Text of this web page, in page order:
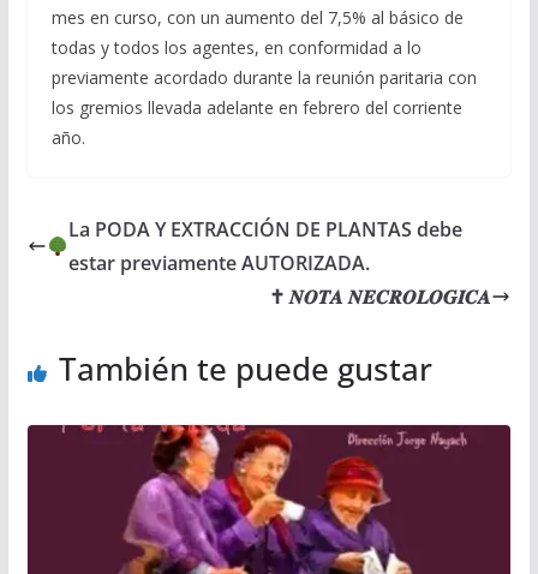
mes en curso, con un aumento del 7,5% al básico de
todas y todos los agentes, en conformidad a lo
previamente acordado durante la reunión paritaria con
los gremios llevada adelante en febrero del corriente
año.
La PODA Y EXTRACCIÓN DE PLANTAS debe
estar previamente AUTORIZADA.
✝ 𝑵𝑶𝑻𝑨 𝑵𝑬𝑪𝑹𝑶𝑳𝑶𝑮𝑰𝑪𝑨
También te puede gustar